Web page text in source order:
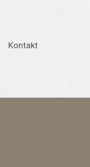
Kontakt